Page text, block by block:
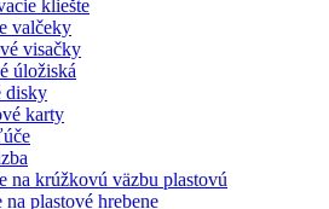
kliešte
valčeky
visačky
úložiská
disky
karty
na krúžkovú väzbu plastovú
na plastové hrebene